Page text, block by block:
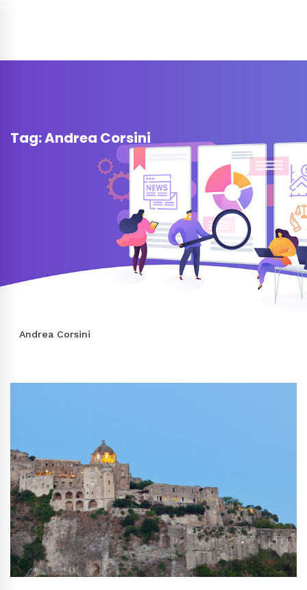
Tag: Andrea Corsini
Andrea Corsini